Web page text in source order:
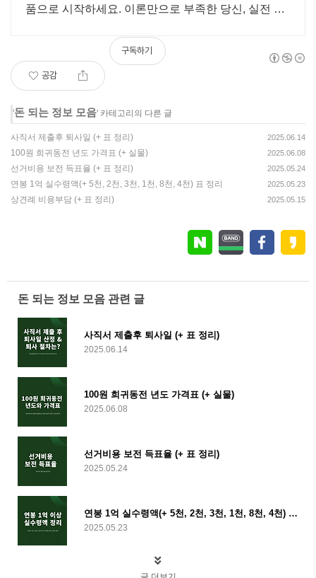
품으로 시작하세요. 이론만으로 부족한 당신, 실전 투
공감
구독하기
'돈 되는 정보 모음' 카테고리의 다른 글
사직서 제출후 퇴사일 (+ 표 정리) 2025.06.14
100원 희귀동전 년도 가격표 (+ 실물) 2025.06.08
선거비용 보전 득표율 (+ 표 정리) 2025.05.24
연봉 1억 실수령액(+ 5천, 2천, 3천, 1천, 8천, 4천) 표 정리 2025.05.23
상견례 비용부담 (+ 표 정리) 2025.05.15
돈 되는 정보 모음 관련 글
사직서 제출후 퇴사일 (+ 표 정리)
2025.06.14
100원 희귀동전 년도 가격표 (+ 실물)
2025.06.08
선거비용 보전 득표율 (+ 표 정리)
2025.05.24
연봉 1억 실수령액(+ 5천, 2천, 3천, 1천, 8천, 4천) 표 정리
2025.05.23